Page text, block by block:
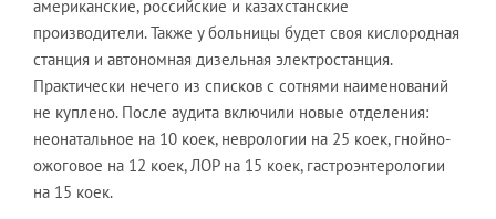
американские, российские и казахстанские
производители. Также у больницы будет своя кислородная
станция и автономная дизельная электростанция.
Практически нечего из списков с сотнями наименований
не куплено. После аудита включили новые отделения:
неонатальное на 10 коек, неврологии на 25 коек, гнойно-
ожоговое на 12 коек, ЛОР на 15 коек, гастроэнтерологии
на 15 коек.